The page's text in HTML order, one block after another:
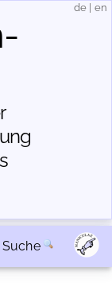
de en
Suche